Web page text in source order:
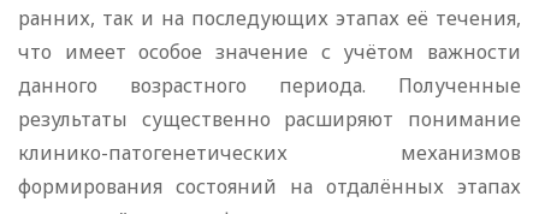
ранних, так и на последующих этапах её течения,
что имеет особое значение с учётом важности
данного возрастного периода. Полученные
результаты существенно расширяют понимание
клинико-патогенетических механизмов
формирования состояний на отдалённых этапах